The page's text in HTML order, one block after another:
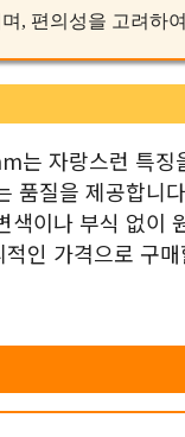
, 편의성을 고려하
는 자랑스런 특
품질을 제공합니
색이나 부식 없이
인 가격으로 구